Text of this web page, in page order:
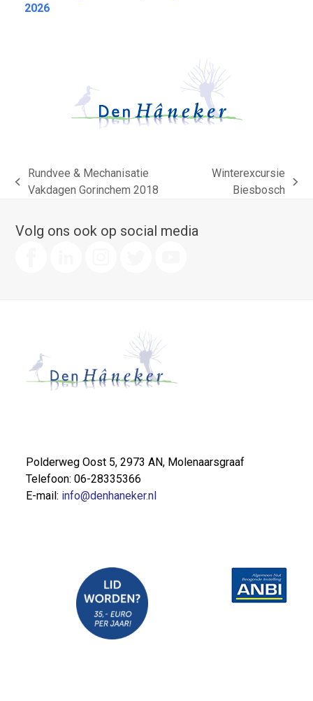
2026
previous
Rundvee & Mechanisatie
Vakdagen Gorinchem 2018
Winterexcursie
Biesbosch
Volg ons ook op social media
Polderweg Oost 5, 2973 AN, Molenaarsgraaf
Telefoon: 06-28335366
E-mail: info@denhaneker.nl